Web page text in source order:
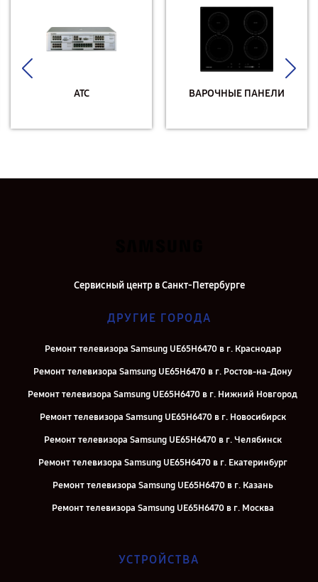
АТС ВАРОЧНЫЕ ПАНЕЛИ
Сервисный центр в Санкт-Петербурге
ДРУГИЕ ГОРОДА
Ремонт телевизора Samsung UE65H6470 в г. Краснодар
Ремонт телевизора Samsung UE65H6470 в г. Ростов-на-Дону
Ремонт телевизора Samsung UE65H6470 в г. Нижний Новгород
Ремонт телевизора Samsung UE65H6470 в г. Новосибирск
Ремонт телевизора Samsung UE65H6470 в г. Челябинск
Ремонт телевизора Samsung UE65H6470 в г. Екатеринбург
Ремонт телевизора Samsung UE65H6470 в г. Казань
Ремонт телевизора Samsung UE65H6470 в г. Москва
УСТРОЙСТВА